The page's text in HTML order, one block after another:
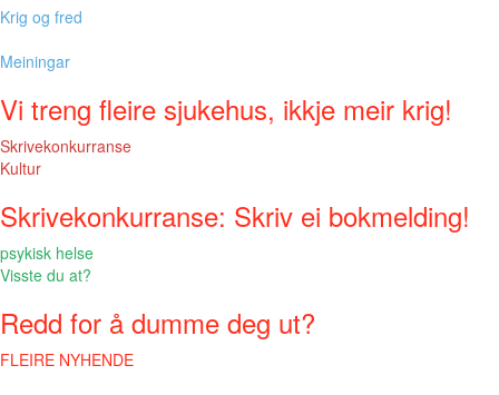
Krig og fred
Meiningar
Vi treng fleire sjukehus, ikkje meir krig!
Skrivekonkurranse
Kultur
Skrivekonkurranse: Skriv ei bokmelding!
psykisk helse
Visste du at?
Redd for å dumme deg ut?
FLEIRE NYHENDE